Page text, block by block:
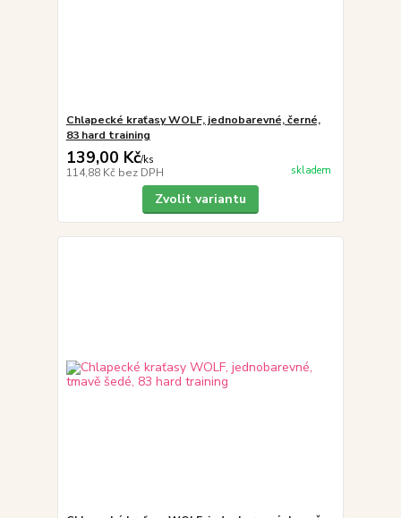
Chlapecké kraťasy WOLF, jednobarevné, černé,
83 hard training
139,00 Kč/ks
114,88 Kč bez DPH skladem
Zvolit variantu